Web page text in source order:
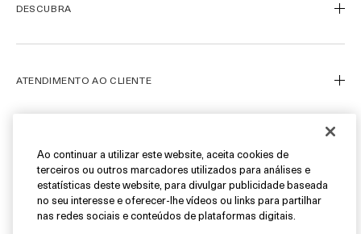
DESCUBRA
Nossa Arte
Ofertas
ATENDIMENTO AO CLIENTE
Fale Conosco
Personal Shopper
Cancelamentos & Devoluções
Encontre uma Boutique/SPA
SIGA-NOS
Instagram
Facebook
Ao continuar a utilizar este website, aceita cookies de
terceiros ou outros marcadores utilizados para análises e
estatísticas deste website, para divulgar publicidade baseada
no seu interesse e oferecer-lhe vídeos ou links para partilhar
nas redes sociais e conteúdos de plataformas digitais.